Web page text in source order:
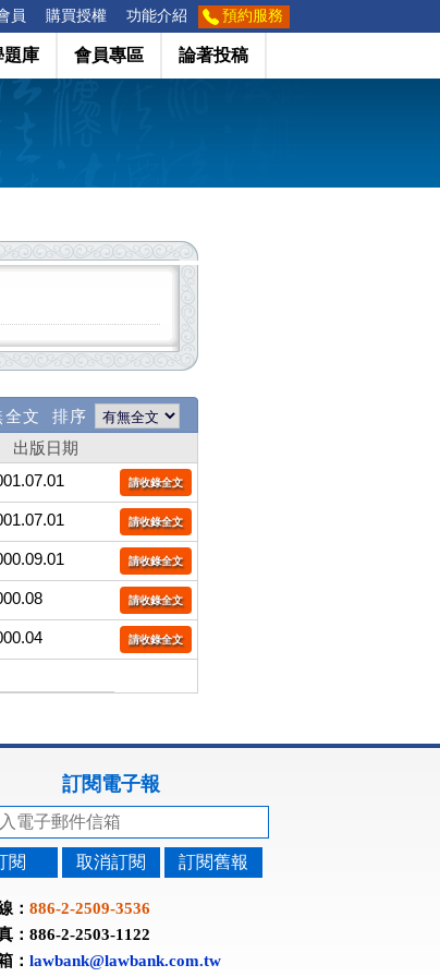
員 購買授權 功能介紹 預約服務
題庫 會員專區 論著投稿
全文 排序
出版日期
請收錄全文
請收錄全文
請收錄全文
請收錄全文
請收錄全文
訂閱電子報
閱 取消訂閱 訂閱舊報
： 886-2-2509-3536
886-2-2503-1122
： lawbank@lawbank.com.tw